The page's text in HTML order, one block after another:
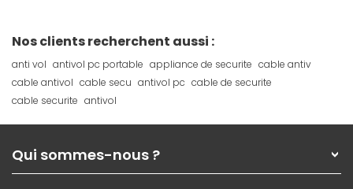
Nos clients recherchent aussi :
anti vol antivol pc portable appliance de securite cable antiv
cable antivol cable secu antivol pc cable de securite
cable securite antivol
Qui sommes-nous ?